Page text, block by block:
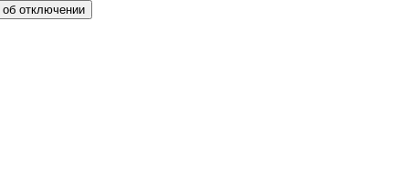
об отключении